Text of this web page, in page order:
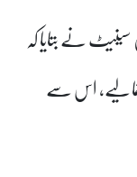
نے بتایا کہ
لیے، اس سے